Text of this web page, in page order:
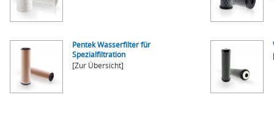
Pentek Wasserfilter für
Spezialfiltration
[Zur Übersicht]